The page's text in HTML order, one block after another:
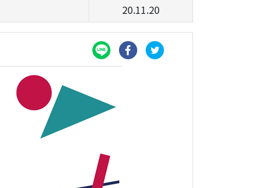
20.11.20